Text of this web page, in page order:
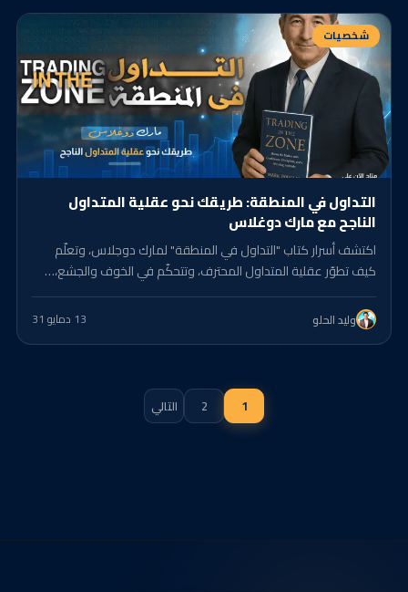
شخصيات
التداول في المنطقة: طريقك نحو عقلية المتداول
الناجح مع مارك دوغلاس
اكتشف أسرار كتاب "التداول في المنطقة" لمارك دوجلاس، وتعلّم
كيف تطوّر عقلية المتداول المحترف، وتتحكّم في الخوف والجشع،…
وليد الحلو 13 د مايو 31
تعدد
صفحات
1
2 التالي